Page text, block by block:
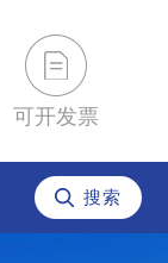
可开发票